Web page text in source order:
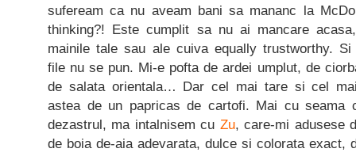
sufeream ca nu aveam bani sa mananc la
thinking?! Este cumplit sa nu ai mancare
mainile tale sau ale cuiva equally trustworthy.
file nu se pun. Mi-e pofta de ardei umplut, de
de salata orientala… Dar cel mai tare si cel
astea de un papricas de cartofi. Mai cu seama
dezastrul, ma intalnisem cu Zu, care-mi adusese
de boia de-aia adevarata, dulce si colorata exact,